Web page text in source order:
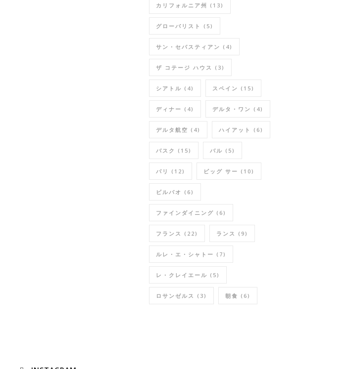
カリフォルニア州 (13)
グローバリスト (5)
サン・セバスティアン (4)
ザ コテージ ハウス (3)
シアトル (4) スペイン (15)
ディナー (4) デルタ・ワン (4)
デルタ航空 (4) ハイアット (6)
バスク (15) バル (5)
パリ (12) ビッグ サー (10)
ビルバオ (6)
ファインダイニング (6)
フランス (22) ランス (9)
ルレ・エ・シャトー (7)
レ・クレイエール (5)
ロサンゼルス (3) 朝食 (6)